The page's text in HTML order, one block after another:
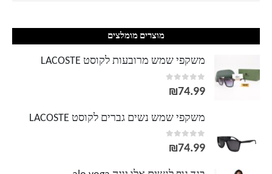
מוצרים מומלצים
משקפי שמש מרובעות לקוסט LACOSTE
0
out of 5
₪74.99
משקפי שמש נשים גברים לקוסט LACOSTE
0
out of 5
₪74.99